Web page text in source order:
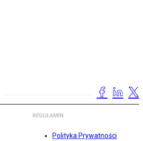
REGULAMIN
Polityka Prywatności